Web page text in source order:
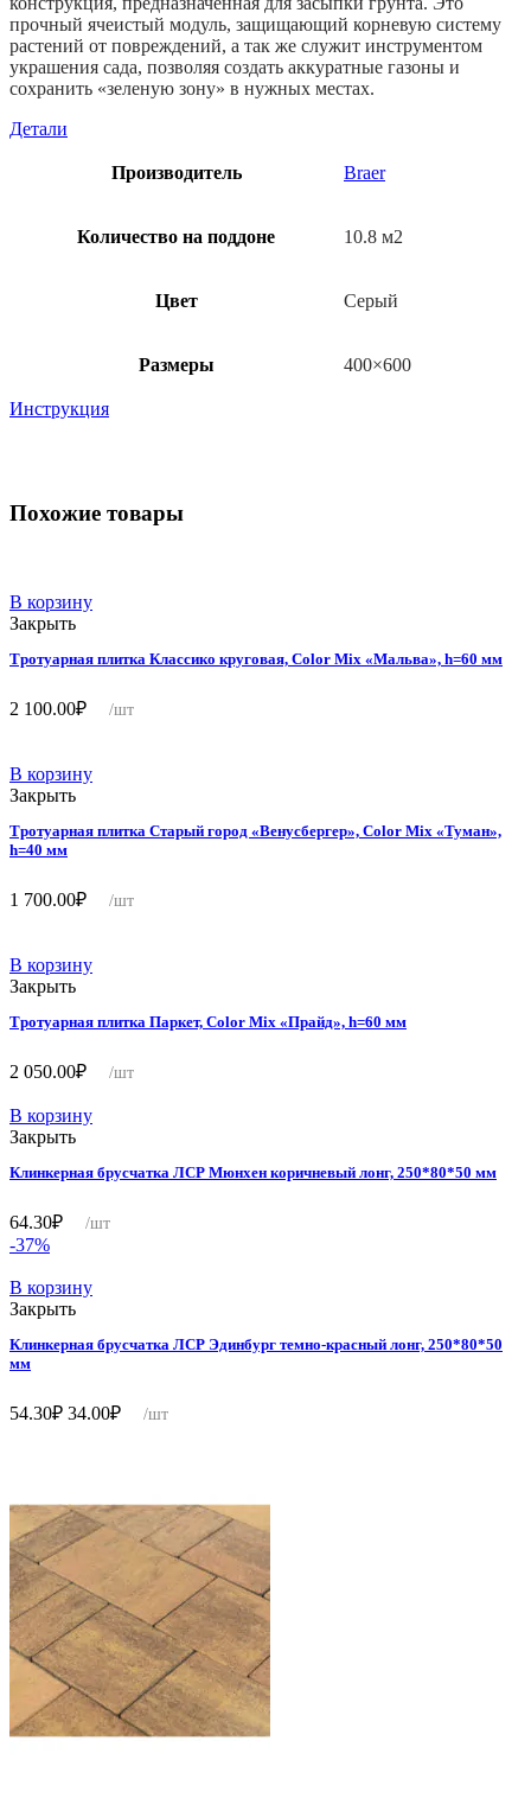
прочный ячеистый модуль, защищающий корневую систему
растений от повреждений, а так же служит инструментом
украшения сада, позволяя создать аккуратные газоны и
сохранить «зеленую зону» в нужных местах.
Детали
Производитель Braer
Количество на поддоне 10.8 м2
Цвет Серый
Размеры 400×600
Инструкция
Похожие товары
В корзину
Закрыть
Тротуарная плитка Классико круговая, Color Mix «Мальва», h=60 мм
2 100.00₽ /шт
В корзину
Закрыть
Тротуарная плитка Старый город «Венусбергер», Color Mix «Туман»,
h=40 мм
1 700.00₽ /шт
В корзину
Закрыть
Тротуарная плитка Паркет, Color Mix «Прайд», h=60 мм
2 050.00₽ /шт
В корзину
Закрыть
Клинкерная брусчатка ЛСР Мюнхен коричневый лонг, 250*80*50 мм
64.30₽ /шт
-37%
В корзину
Закрыть
Клинкерная брусчатка ЛСР Эдинбург темно-красный лонг, 250*80*50
мм
54.30₽ цена
34.00₽цена:
/шт